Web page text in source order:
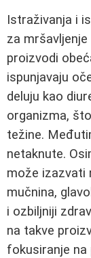
Istraživanja i
za
proizvodi
ispunjavaju
deluju kao
organizma,
težine.
netaknute.
može izazvati
mučnina,
i ozbiljniji
na takve
fokusiranje na